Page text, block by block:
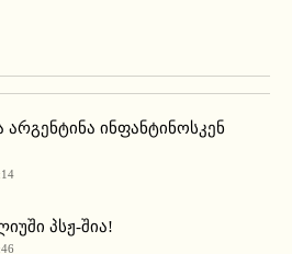
არგენტინა ინფანტინოსკენ
პსჟ-შია!